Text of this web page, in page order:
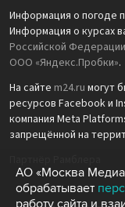
Информация о погоде
Информация о курсах
Российской Федерации
ООО «Яндекс.Пробки».
На сайте m24.ru могут
ресурсов Facebook и
компания Meta
запрещённой на
АО «Москва
обрабатывает
работу сайта и